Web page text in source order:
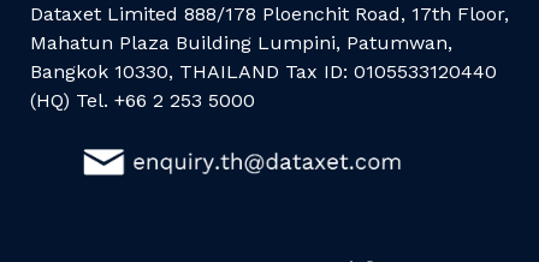
Dataxet Limited 888/178 Ploenchit Road, 17th Floor,
Mahatun Plaza Building Lumpini, Patumwan,
Bangkok 10330, THAILAND Tax ID: 0105533120440
(HQ) Tel. +66 2 253 5000